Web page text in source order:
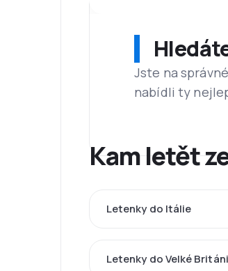
Jste na
nabídli ty
Kam letět
Letenky do Itálie
Letenky do Velké